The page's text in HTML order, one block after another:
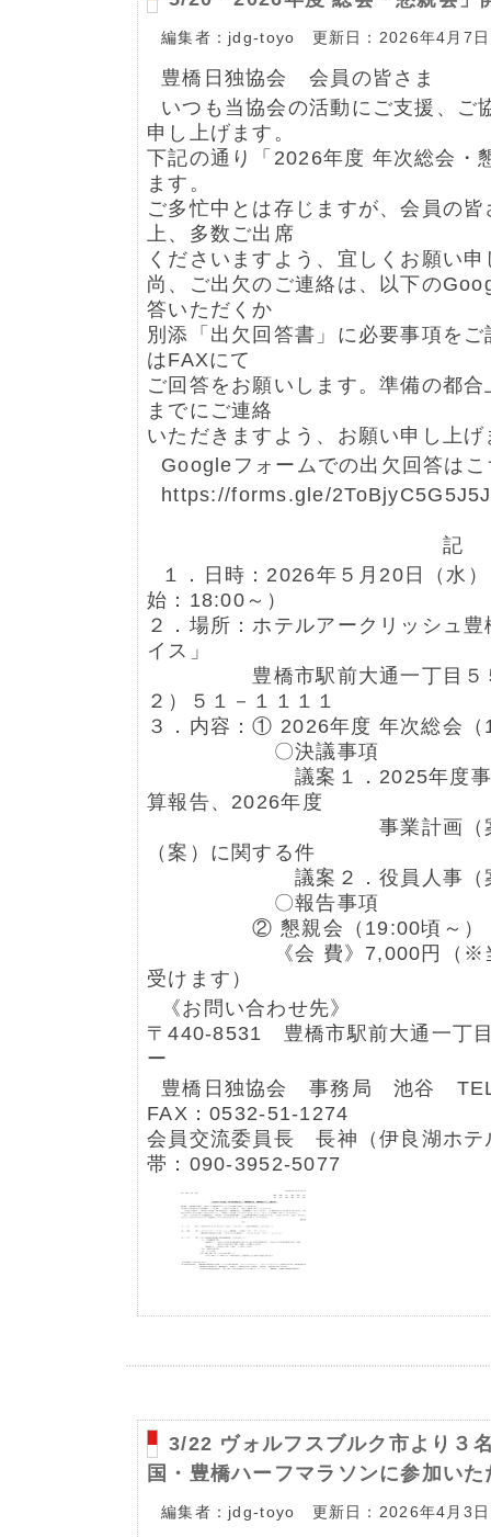
編集者：jdg-toyo 更新日：2026年4月7日
豊橋日独協会 会員の皆さま
いつも当協会の活動にご支援、ご
申し上げます。
下記の通り「2026年度 年次総会・
ます。
ご多忙中とは存じますが、会員の
上、多数ご出席
くださいますよう、宜しくお願い
尚、ご出欠のご連絡は、以下の
答いただくか
別添「出欠回答書」に必要事項を
はFAXにて
ご回答をお願いします。準備の都
までにご連絡
いただきますよう、お願い申し上げ
Googleフォームでの出欠回答はこ
https://forms.gle/
記
１．日時：2026年５月20日（水
始：18:00～）
２．場所：ホテルアークリッシュ
イス」
豊橋市駅前大通一丁目５
２）５１－１１１１
３．内容：① 2026年度 年次総会
〇決議事項
議案１．2025年度事業報
算報告、2026年度
事業計画（案）並
（案）に関する件
議案２．役員人事（案
〇報告事項
② 懇親会（19:00頃～）
《会 費》7,000円（※当日
受けます）
《お問い合わせ先》
〒440-8531 豊橋市駅前大通一丁
ー
豊橋日独協会 事務局 池谷
FAX：0532-51-1274
会員交流委員長 長神（伊良湖ホ
帯：090-3952-5077
3/22 ヴォルフスブルク市より３
国・豊橋ハーフマラソンに参加い
編集者：jdg-toyo 更新日：2026年4月3日